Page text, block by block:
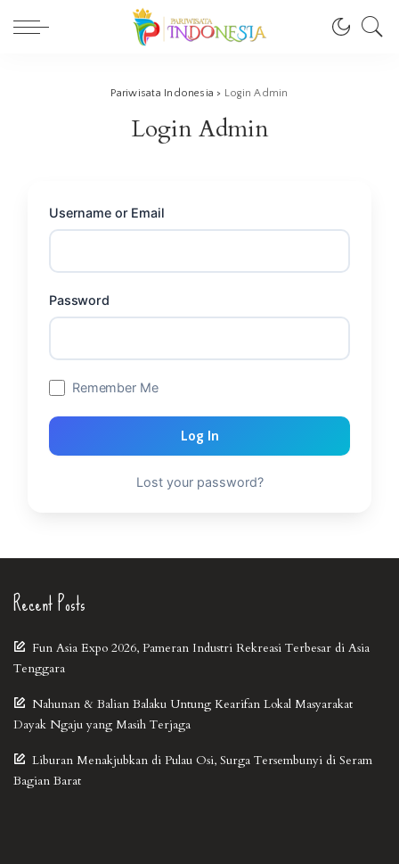
Pariwisata Indonesia > Login Admin
Login Admin
Username or Email
Password
Remember Me
Log In
Lost your password?
Recent Posts
Fun Asia Expo 2026, Pameran Industri Rekreasi Terbesar di Asia
Tenggara
Nahunan & Balian Balaku Untung Kearifan Lokal Masyarakat
Dayak Ngaju yang Masih Terjaga
Liburan Menakjubkan di Pulau Osi, Surga Tersembunyi di Seram
Bagian Barat